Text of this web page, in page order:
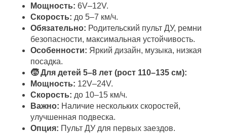
Мощность: 6V–12V.
Скорость: до 5–7 км/ч.
Обязательно: Родительский пульт ДУ, ремни
безопасности, максимальная устойчивость.
Особенности: Яркий дизайн, музыка, низкая
посадка.
🧒 Для детей 5–8 лет (рост 110–135 см):
Мощность: 12V–24V.
Скорость: до 10–15 км/ч.
Важно: Наличие нескольких скоростей,
улучшенная подвеска.
Опция: Пульт ДУ для первых заездов.